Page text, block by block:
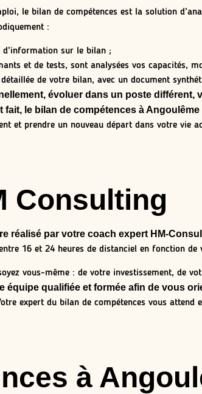
le bilan de compétences est la solution
:
d’information sur le bilan ;
et de tests, sont analysées vos capacités,
de votre bilan, avec un document
évoluer dans un poste différent,
le bilan de compétences à Angoulême
et prendre un nouveau départ dans votre vie
Consulting
réalisé par votre coach expert HM-
16 et 24 heures de distanciel en fonction de
vous-même : de votre investissement, de
équipe qualifiée et formée afin de vous
expert du bilan de compétences vous attend
à